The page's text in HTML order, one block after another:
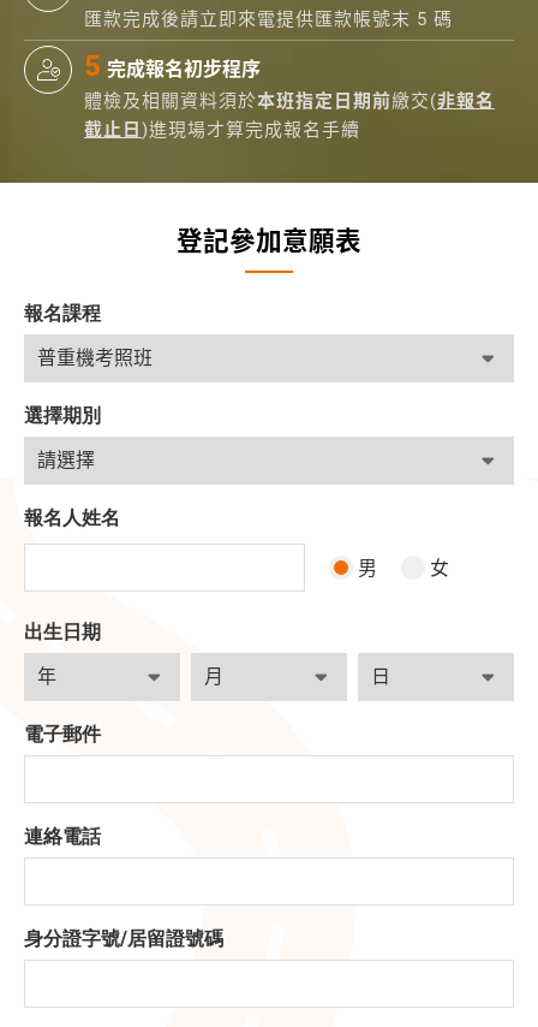
匯款完成後請立即來電提供匯款帳號末 5 碼
完成報名初步程序
體檢及相關資料須於本班指定日期前繳交(非報名
截止日 )進現場才算完成報名手續
登記參加意願表
報名課程
選擇期別
報名人姓名
男 女
出生日期
電子郵件
連絡電話
身分證字號/居留證號碼